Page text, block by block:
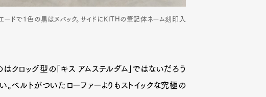
ドで1色の黒はヌバック。サイドにKITHの筆記体ネーム刻印入
クロッグ型の「キス アムステルダム」ではないだろう
ベルトがついたローファーよりもストイックな究極の